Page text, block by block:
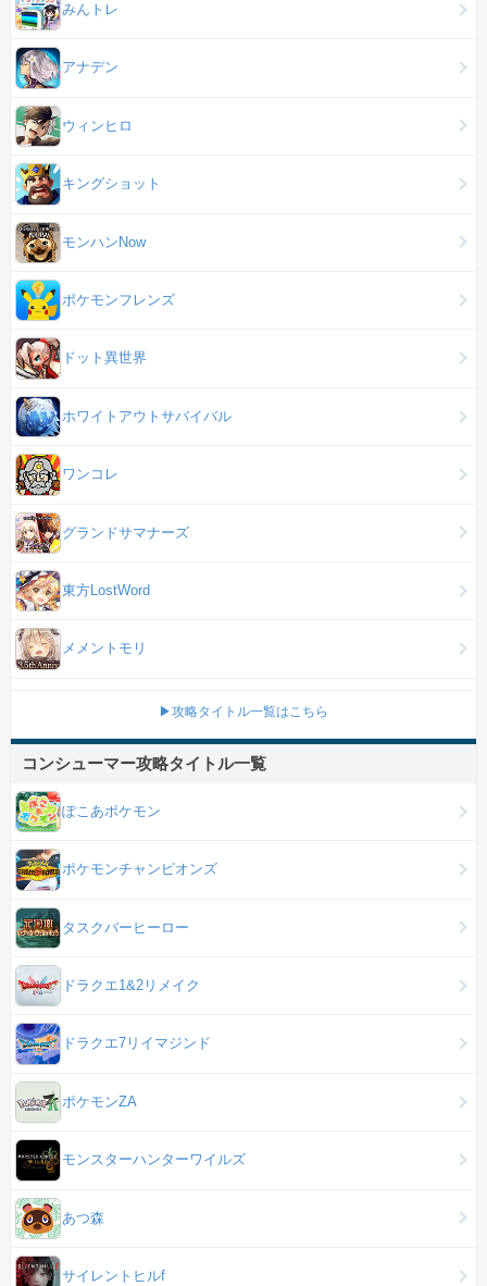
みんトレ
アナデン
ウィンヒロ
キングショット
モンハンNow
ポケモンフレンズ
ドット異世界
ホワイトアウトサバイバル
ワンコレ
グランドサマナーズ
東方LostWord
メメントモリ
▶攻略タイトル一覧はこちら
コンシューマー攻略タイトル一覧
ぽこあポケモン
ポケモンチャンピオンズ
タスクバーヒーロー
ドラクエ1&2リメイク
ドラクエ7リイマジンド
ポケモンZA
モンスターハンターワイルズ
あつ森
サイレントヒルf